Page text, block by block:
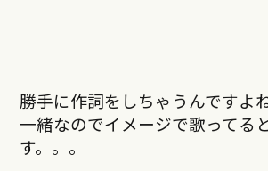
勝手に作詞をしちゃうんですよ
一緒なのでイメージで歌ってる
す。。。